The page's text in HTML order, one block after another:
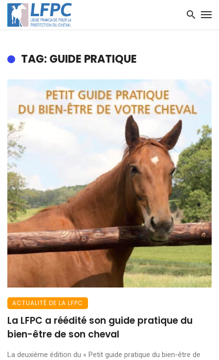
TAG: GUIDE PRATIQUE
ACTUALITÉ DE LA LFPC
La LFPC a réédité son guide pratique du
bien-être de son cheval
La deuxième édition du « Petit guide pratique du bien-être de